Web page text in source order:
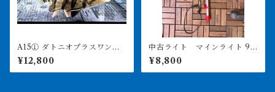
A15① ダトニオプラスワン
変わりバンド 12㎝前後
¥12,800
中古ライト マインライト 90
0用 美品 引き取り限定
¥8,800